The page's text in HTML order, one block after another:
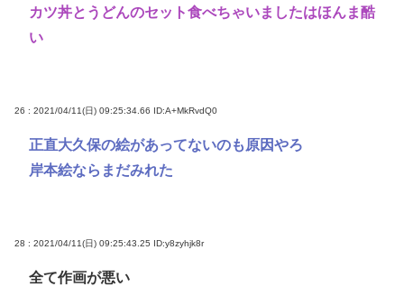
カツ丼とうどんのセット食べちゃいましたはほんま酷
い
26 : 2021/04/11(日) 09:25:34.66 ID:A+MkRvdQ0
正直大久保の絵があってないのも原因やろ
岸本絵ならまだみれた
28 : 2021/04/11(日) 09:25:43.25 ID:y8zyhjk8r
全て作画が悪い